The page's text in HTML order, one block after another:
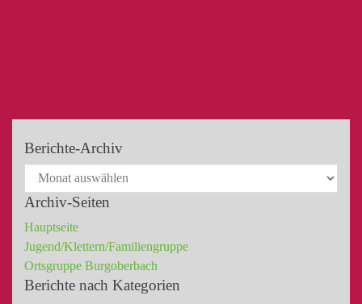
Berichte-Archiv
Archiv-Seiten
Hauptseite
Jugend/Klettern/Familiengruppe
Ortsgruppe Burgoberbach
Berichte nach Kategorien